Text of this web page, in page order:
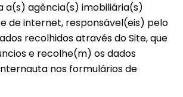
a(s) agência(s) imobiliária(s)
de internet, responsável(eis) pelo
recolhidos através do Site, que
e recolhe(m) os dados
nos formulários de